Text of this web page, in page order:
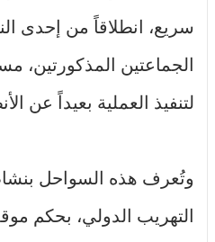
سريع، انطلاقاً من إحدى
الجماعتين المذكورتين،
لتنفيذ العملية بعيداً عن
وتُعرف هذه السواحل
التهريب الدولي، بحكم